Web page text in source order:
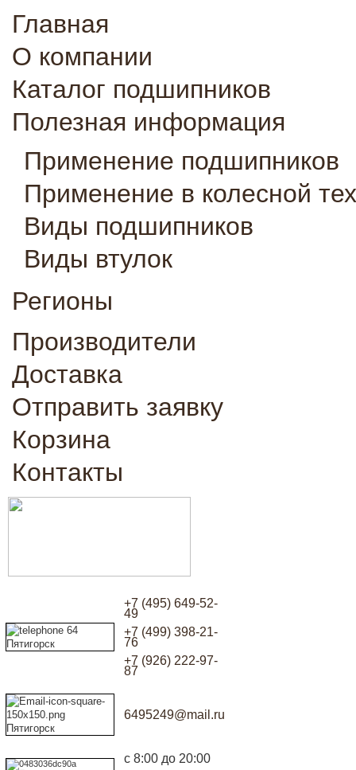
Главная
О компании
Каталог подшипников
Полезная информация
Применение подшипников
Применение в колесной
Виды подшипников
Виды втулок
Регионы
Производители
Доставка
Отправить заявку
Корзина
Контакты
+7 (495) 649-52-
49
+7 (499) 398-21-
76
+7 (926) 222-97-
87
6495249@mail.ru
с 8:00 до 20:00